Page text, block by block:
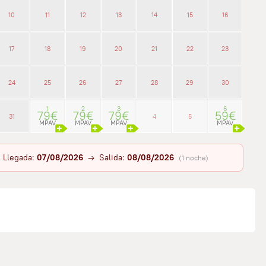
10 11 12 13 14 15 16
17 18 19 20 21 22 23
24 25 26 27 28 29 30
31
1
79€
MPAV
2
79€
MPAV
3
79€
MPAV
4 5
6
59€
MPAV
Llegada: 07/08/2026 → Salida: 08/08/2026 (1 noche)